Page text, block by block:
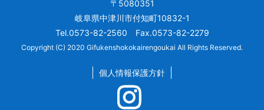
〒5080351
岐阜県中津川市付知町10832-1
Tel.0573-82-2560 Fax.0573-82-2279
Copyright (C) 2020 Gifukenshokokairengoukai All Rights Reserved.
個人情報保護方針